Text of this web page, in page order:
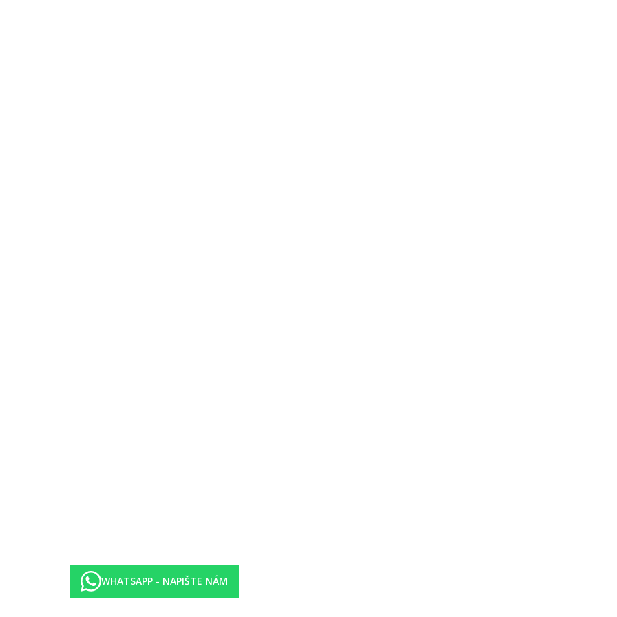
Sihanoukville a odtud rychločlunem na ostrov + zpět)
menu.
WHATSAPP - NAPIŠTE NÁM